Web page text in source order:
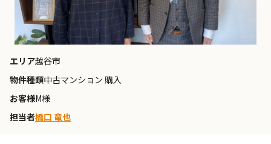
エリア越谷市
物件種類中古マンション 購入
お客様M様
担当者橋口 竜也